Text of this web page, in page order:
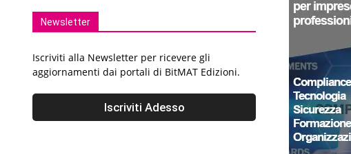
Newsletter
Iscriviti alla Newsletter per ricevere gli
aggiornamenti dai portali di BitMAT Edizioni.